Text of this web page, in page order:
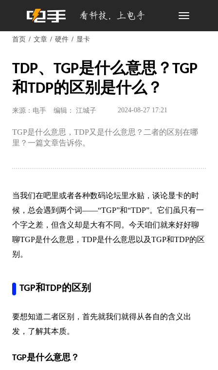
Toggle
首页 文章 硬件 显卡
TDP、TGP是什么意思？TGP
和TDP的区别是什么？
来源：电手 编辑： 江城子 2024-08-27 17:21
TGP是什么意思，TDP又是什么意思？二者的区别在哪
里？一篇文章告诉你。
当我们在吧里或者各种数码论坛里水贴，谈论显卡的时
候，总会遇到两个词——“TGP”和“TDP”。它们虽只有一
个字之差，但含义却是大有不同。今天咱们就来好好聊
聊TGP是什么意思，TDP是什么意思以及TGP和TDP的区
别。
TGP和TDP的区别
要想知道二者区别，首先就我们就得从各自的含义出
发，了解其本质。
TGP是什么意思？